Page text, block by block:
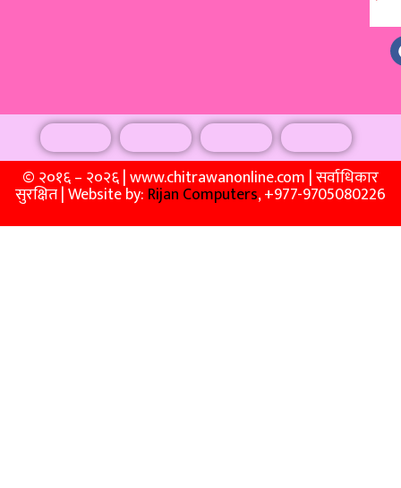
© २०१६ – २०२६ | www.chitrawanonline.com | सर्वाधिकार
सुरक्षित | Website by: Rijan Computers, +977-9705080226